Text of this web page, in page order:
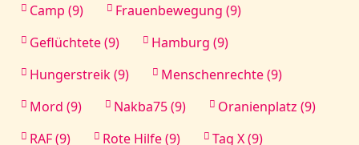
Camp (9)
Frauenbewegung (9)
Geflüchtete (9)
Hamburg (9)
Hungerstreik (9)
Menschenrechte (9)
Mord (9)
Nakba75 (9)
Oranienplatz (9)
RAF (9)
Rote Hilfe (9) Tag X (9)